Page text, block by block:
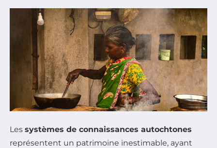
Les systèmes de connaissances autochtones
représentent un patrimoine inestimable, ayant